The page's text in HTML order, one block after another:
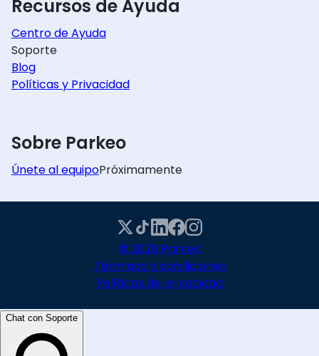
Recursos de Ayuda
Centro de Ayuda
Soporte
Blog
Políticas y Privacidad
Sobre Parkeo
Únete al equipoPróximamente
© 2026 Parkeo
Términos y condiciones
Políticas de privacidad
Chat con Soporte